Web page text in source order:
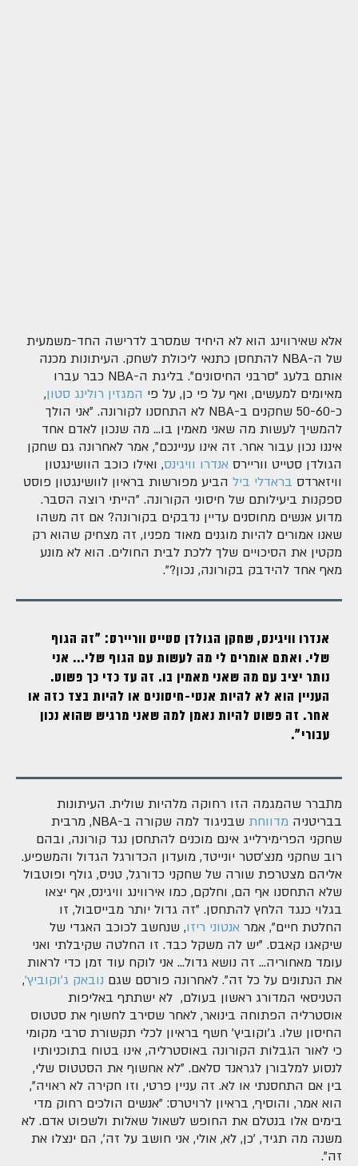
אלא שאירווינג הוא לא היחיד שמסרב לדרישה החד-משמעית
של ה-NBA להתחסן כתנאי ליכולת לשחק. העיתונות מכנה
אותם בלעג "סרבני החיסונים". בליגת ה-NBA כבר עברו
מאיומים למעשים, ואף על פי כן, על פי המגזין רולינג סטון,
כ-50-60 שחקנים ב-NBA לא התחסנו לקורונה. "אני הולך
להמשיך לעשות מה שאני מאמין בו... מה שנכון לאדם אחד
איננו נכון עבור אחר. זה אינו עניינכם", אמר לאחרונה גם שחקן
הגולדן סטייט ווריירס אנדרו וויגינס, ואילו כוכב הוושינגטון
וויזארדס בראדלי ביל הביע מפורשות בראיון לוושינגטון פוסט
ספקנות ביעילותם של חיסוני הקורונה. "הייתי רוצה הסבר.
מדוע אנשים מחוסנים עדיין נדבקים בקורונה? אם זה משהו
שאנו אמורים להיות מוגנים מאוד מפניו, זה מצחיק שהוא רק
מקטין את הסיכויים שלך ללכת לבית החולים. הוא לא מונע
מאף אחד להידבק בקורונה, נכון?".
אנדרו וויגינס, שחקן הגולדן סטייט ווריירס: "זה הגוף
שלי. ואתם אומרים לי מה לעשות עם הגוף שלי... אני
נותר יציב עם מה שאני מאמין בו. זה עד כדי כך פשוט.
העניין הוא לא להיות אנטי-חיסונים או להיות בצד כזה או
אחר. זה פשוט להיות נאמן למה שאני מרגיש שהוא נכון
עבורי".
מתברר שהמגמה הזו רחוקה מלהיות שולית. העיתונות
בבריטניה מדווחת
שבניגוד למה שקורה ב-NBA, מרבית
שחקני הפרימירלייג אינם מוכנים להתחסן נגד קורונה, ובהם
רוב שחקני מנצ'סטר יונייטד, מועדון הכדורגל הגדול והמשפיע.
אליהם מצטרפת שורה של שחקני כדורגל, טניס, גולף ופוטבול
שלא התחסנו אף הם, וחלקם, כמו אירווינג וויגינס, אף יצאו
בגלוי כנגד הלחץ להתחסן. "זה גדול יותר מבייסבול, זו
החלטת חיים", אמר אנטוני ריזו, שנחשב לכוכב האגדי של
שיקאגו קאבס. "יש לה משקל כבד. זו החלטה שקיבלתי ואני
עומד מאחוריה... זה נושא גדול... אני לוקח עוד זמן כדי לראות
את הנתונים על כל זה". לאחרונה פורסם שגם נובאק ג'וקוביץ',
הטניסאי המדורג ראשון בעולם, לא ישתתף באליפות
אוסטרליה הפתוחה בינואר, לאחר שסירב לחשוף את סטטוס
החיסון שלו. ג'וקוביץ' חשף בראיון לכלי תקשורת סרבי מקומי
כי לאור הגבלות הקורונה באוסטרליה, אינו בטוח בתוכניותיו
לנסוע למלבורן לגראנד סלאם. "לא אחשוף את הסטטוס שלי,
בין אם התחסנתי או לא. זה עניין פרטי, וזו חקירה לא ראויה",
הוא אמר, והוסיף, בראיון לרויטרס: "אנשים הולכים רחוק מדי
בימים אלו בנטלם את החופש לשאול שאלות ולשפוט אדם. לא
משנה מה תגיד, 'כן, לא, אולי, אני חושב על זה', הם ינצלו את
זה".